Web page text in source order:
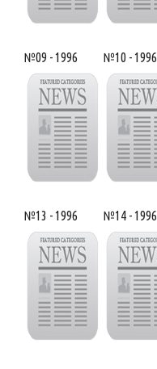
№09 - 1996 №10 - 1996
№13 - 1996 №14 - 1996